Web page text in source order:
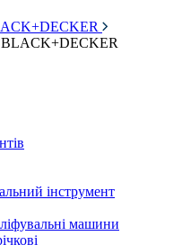
BLACK+DECKER
інструмент
машини